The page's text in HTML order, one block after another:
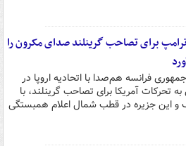
برای تصاحب گرینلند صدای مکرون را
فرانسه هم‌صدا با اتحادیه اروپا در
تحرکات آمریکا برای تصاحب گرینلند، با
و این جزیره در قطب شمال اعلام همبستگی